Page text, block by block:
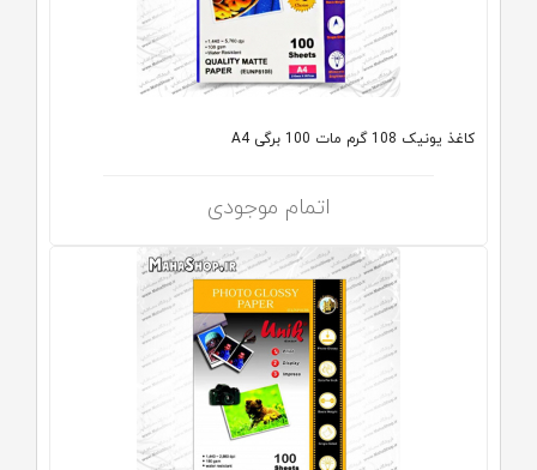
کاغذ یونیک 108 گرم مات 100 برگی A4
اتمام موجودی